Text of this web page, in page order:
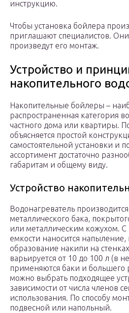
инструкцию.
Чтобы установка бойлера
приглашают специалистов.
произведут его монтаж.
Устройство и
накопительного
Накопительные бойлеры –
распространенная категория
частного дома или квартиры.
объясняется простой
самостоятельной установки и
ассортимент достаточно
габаритам и общему виду.
Устройство
Водонагреватель
металлического бака,
или металлическим кожухом.
емкости наносится
образование накипи на
варьируется от 10 до 100 л (в
применяются баки и большего
можно выбрать подходящее
зависимости от числа членов
использования. По способу
подвесной или напольный.